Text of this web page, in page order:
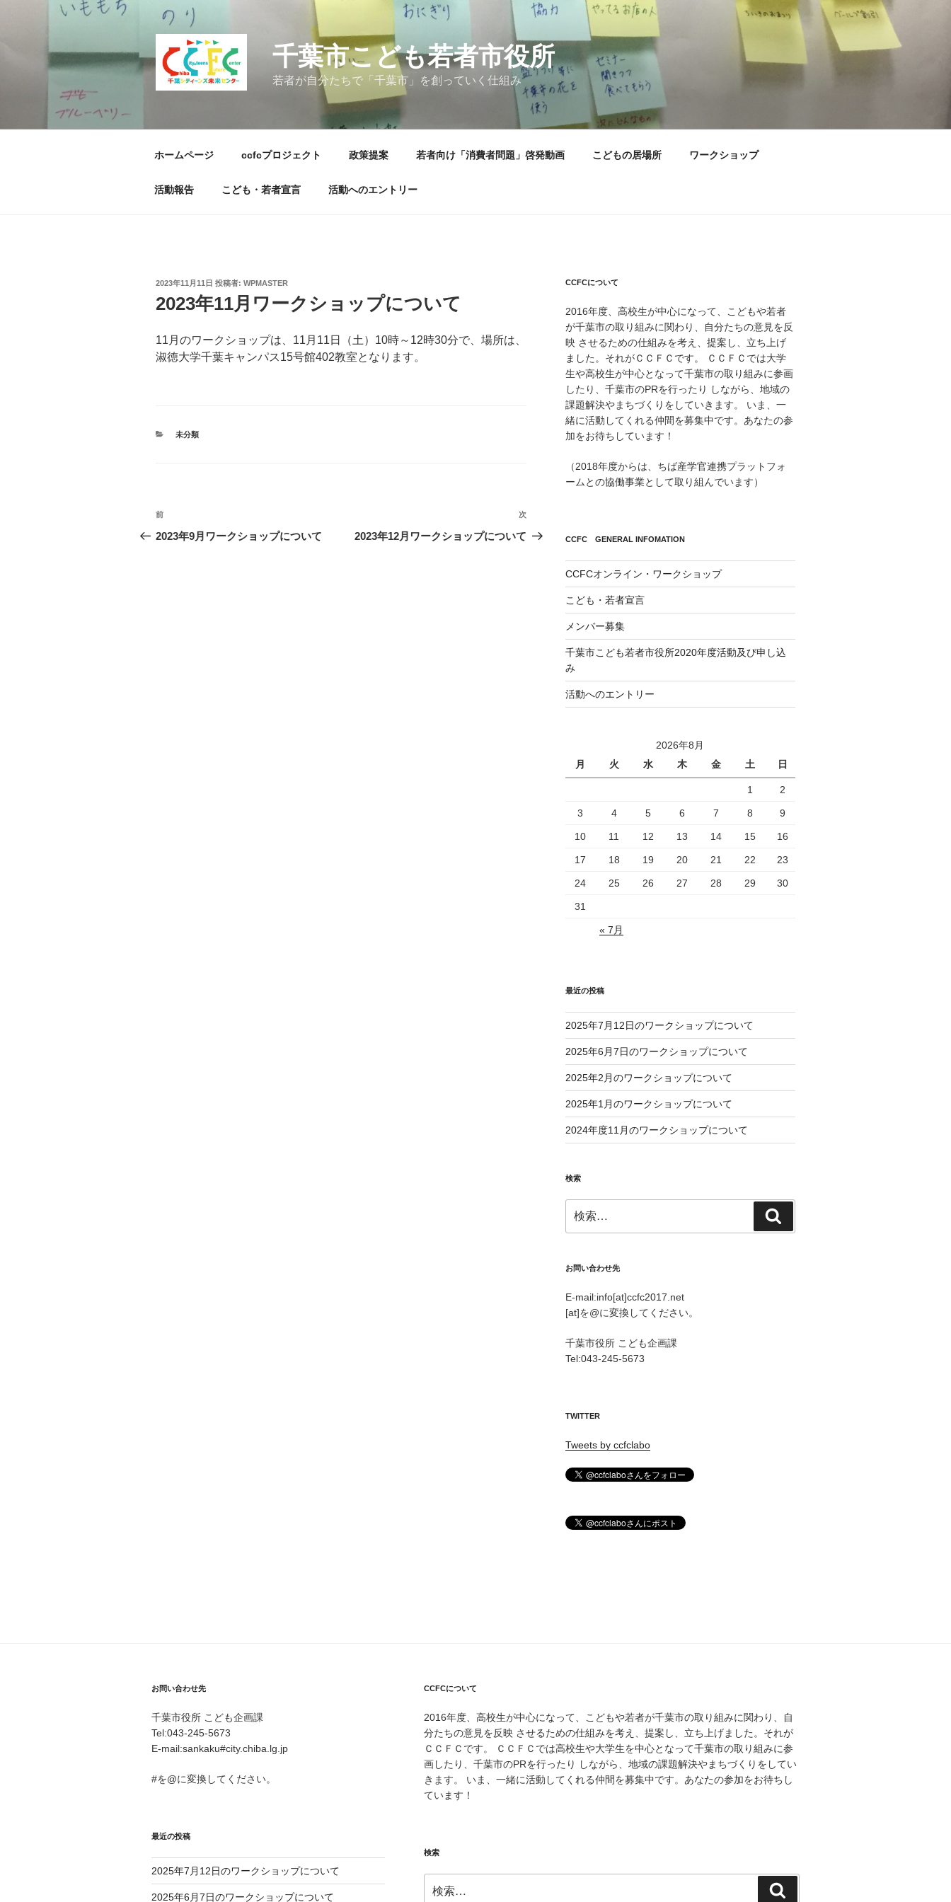
キ
千葉市こども若者市役所
若者が自分たちで「千葉市」を創っていく仕組み
ホームページ ccfcプロジェクト 政策提案 若者向け「消費者問題」啓発動画 こどもの居場所 ワークショップ
活動報告 こども・若者宣言 活動へのエントリー
投
日:
2023年11月11日 投稿者: WPMASTER
2023年11月ワークショップについて
11月のワークショップは、11月11日（土）10時～12時30分で、場所は、
淑徳大学千葉キャンパス15号館402教室となります。
カ
未分類
投
稿
前
の
前
2023年9月ワークショップについて
次
の
次
2023年12月ワークショップについて
CCFCについて
2016年度、高校生が中心になって、こどもや若者
が千葉市の取り組みに関わり、自分たちの意見を反
映 させるための仕組みを考え、提案し、立ち上げ
ました。それがＣＣＦＣです。 ＣＣＦＣでは大学
生や高校生が中心となって千葉市の取り組みに参画
したり、千葉市のPRを行ったり しながら、地域の
課題解決やまちづくりをしていきます。 いま、一
緒に活動してくれる仲間を募集中です。あなたの参
加をお待ちしています！
（2018年度からは、ちば産学官連携プラットフォ
ームとの協働事業として取り組んでいます）
CCFC GENERAL INFOMATION
CCFCオンライン・ワークショップ
こども・若者宣言
メンバー募集
千葉市こども若者市役所2020年度活動及び申し込
み
活動へのエントリー
2026年8月
月
火 水 木 金 土 日
1 2
3 4 5 6 7 8 9
10 11 12 13 14 15 16
17 18 19 20 21 22 23
24 25 26 27 28 29 30
31
« 7月
最近の投稿
2025年7月12日のワークショップについて
2025年6月7日のワークショップについて
2025年2月のワークショップについて
2025年1月のワークショップについて
2024年度11月のワークショップについて
検索
索:
索
お問い合わせ先
E-mail:info[at]ccfc2017.net
[at]を@に変換してください。
千葉市役所 こども企画課
Tel:043-245-5673
TWITTER
Tweets by ccfclabo
お問い合わせ先
千葉市役所 こども企画課
Tel:043-245-5673
E-mail:sankaku#city.chiba.lg.jp
#を@に変換してください。
最近の投稿
2025年7月12日のワークショップについて
2025年6月7日のワークショップについて
CCFCについて
2016年度、高校生が中心になって、こどもや若者が千葉市の取り組みに関わり、自
分たちの意見を反映 させるための仕組みを考え、提案し、立ち上げました。それが
ＣＣＦＣです。 ＣＣＦＣでは高校生や大学生を中心となって千葉市の取り組みに参
画したり、千葉市のPRを行ったり しながら、地域の課題解決やまちづくりをしてい
きます。 いま、一緒に活動してくれる仲間を募集中です。あなたの参加をお待ちし
ています！
検索
索: